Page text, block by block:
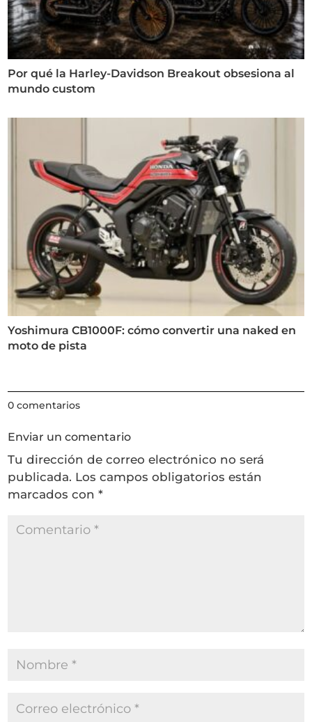
Por qué la Harley-Davidson Breakout obsesiona al
mundo custom
Yoshimura CB1000F: cómo convertir una naked en
moto de pista
0 comentarios
Enviar un comentario
Tu dirección de correo electrónico no será
publicada. Los campos obligatorios están
marcados con*